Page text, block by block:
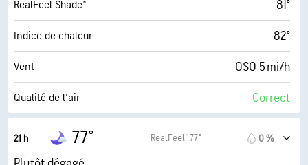
Point de rosée 65° F
AccuLumen Brightness Index™ 5 (Moyenne)
Couverture nuageuse 11 %
RealFeel Shade™ 81°
Indice de chaleur 82°
Vent OSO 5 mi/h
Qualité de l'air Correct
Indice UV maximal
Rafales
21 h 77° RealFeel® 77° 0 %